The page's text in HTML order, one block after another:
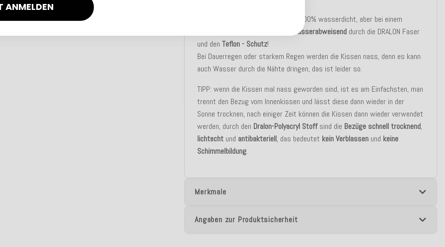
Unsere Outdoor Kissen sind nicht 100% wasserdicht, aber bei einem
wasserabweisend durch die DRALON Faser
und denTeflon - Schutz!
Bei Dauerregen oder starkem Regen werden die Kissen nass, denn es kann
auch Wasser durch die Nähte dringen, das ist leider so.
TIPP: wenn die Kissen mal nass geworden sind, ist es am Einfachsten, man
trennt den Bezug vom Innenkissen und lässt diese dann wieder in der
Sonne trocknen, nach einiger Zeit können die Kissen dann wieder verwendet
werden, durch den Dralon-Polyacryl Stoffsind die Bezüge schnell trocknend,
lichtecht und antibakteriell, das bedeutet kein Verblassen und keine
Schimmelbildung.
Merkmale
Angaben zur Produktsicherheit
ANMELDEN